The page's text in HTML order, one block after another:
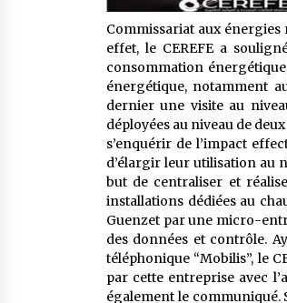
Commissariat aux énergies
effet, le CEREFE a
consommation
énergétique, notamment
dernier une visite au
déployées au niveau de
s’enquérir de l’impact
d’élargir leur utilisation au
but de centraliser et
installations dédiées au
Guenzet par une micro-
des données et contrôle.
téléphonique “Mobilis”, le
par cette entreprise avec
également le communiqué.